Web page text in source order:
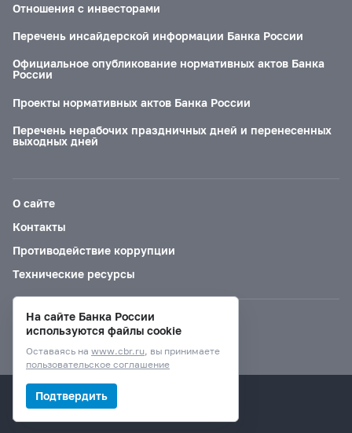
Отношения с инвесторами
Перечень инсайдерской информации Банка России
Официальное опубликование нормативных актов Банка
России
Проекты нормативных актов Банка России
Перечень нерабочих праздничных дней и перенесенных
выходных дней
О сайте
Контакты
Противодействие коррупции
Технические ресурсы
Версия для слабовидящих
© Банк России, 2000–2026.
На сайте Банка России
используются файлы cookie
Оставаясь на www.cbr.ru, вы принимаете
пользовательское соглашение
Подтвердить